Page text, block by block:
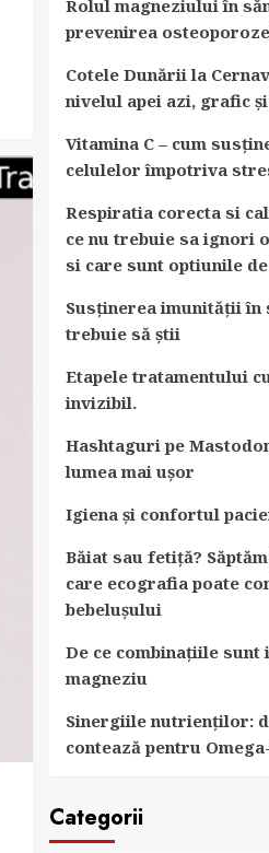
Rolul magneziului în
prevenirea
Cotele Dunării la
nivelul apei azi, grafic
Vitamina C – cum
celulelor împotriva
Respiratia corecta si
ce nu trebuie sa ignori
si care sunt optiunile
Susținerea imunității în
trebuie să știi
Etapele tratamentului
invizibil.
Hashtaguri pe
lumea mai ușor
Igiena și confortul
Băiat sau fetiță?
care ecografia poate
bebelușului
De ce combinațiile
magneziu
Sinergiile nutrienților:
contează pentru
Categorii